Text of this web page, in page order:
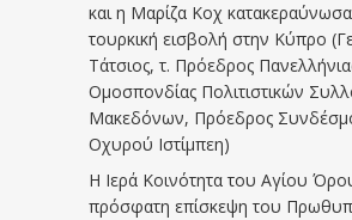
και η Μαρίζα Κοχ
τουρκική εισβολή στην Κύπρο
Τάτσιος, τ. Πρόεδρος
Ομοσπονδίας Πολιτιστικών
Μακεδόνων, Πρόεδρος
Οχυρού Ιστίμπεη)
Η Ιερά Κοινότητα του Αγίου
πρόσφατη επίσκεψη του